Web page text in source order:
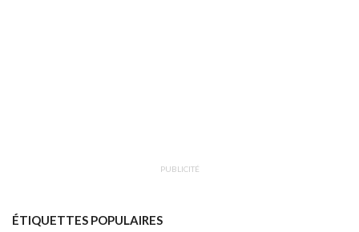
PUBLICITÉ
ÉTIQUETTES POPULAIRES